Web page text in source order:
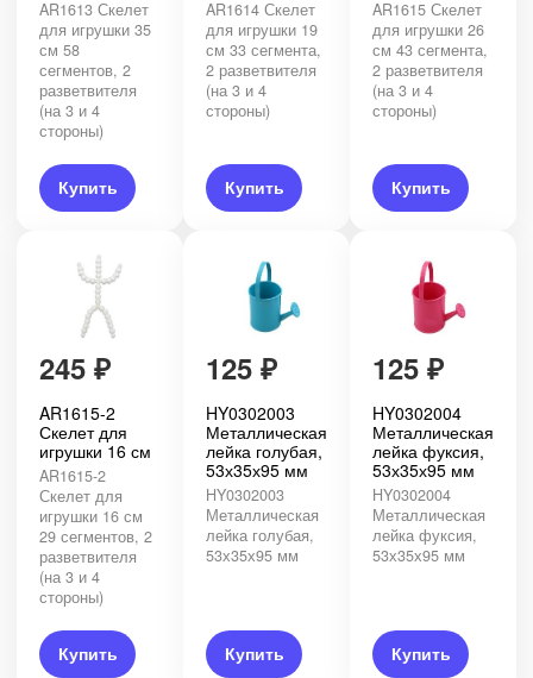
AR1613 Скелет
для игрушки 35
см 58
сегментов, 2
разветвителя
(на 3 и 4
стороны)
Купить
AR1614 Скелет
для игрушки 19
см 33 сегмента,
2 разветвителя
(на 3 и 4
стороны)
Купить
AR1615 Скелет
для игрушки 26
см 43 сегмента,
2 разветвителя
(на 3 и 4
стороны)
Купить
245 ₽
AR1615-2
Скелет для
игрушки 16 см
AR1615-2
Скелет для
игрушки 16 см
29 сегментов, 2
разветвителя
(на 3 и 4
стороны)
Купить
125 ₽
HY0302003
Металлическая
лейка голубая,
53х35х95 мм
HY0302003
Металлическая
лейка голубая,
53х35х95 мм
Купить
125 ₽
HY0302004
Металлическая
лейка фуксия,
53х35х95 мм
HY0302004
Металлическая
лейка фуксия,
53х35х95 мм
Купить